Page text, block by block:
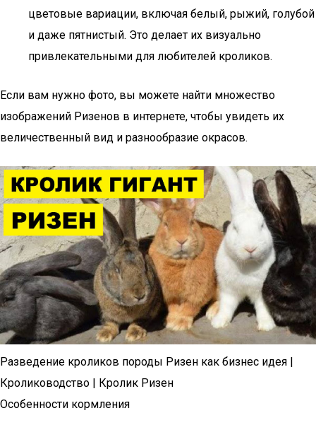
цветовые вариации, включая белый, рыжий, голубой
и даже пятнистый. Это делает их визуально
привлекательными для любителей кроликов.
Если вам нужно фото, вы можете найти множество
изображений Ризенов в интернете, чтобы увидеть их
величественный вид и разнообразие окрасов.
Разведение кроликов породы Ризен как бизнес идея |
Кролиководство | Кролик Ризен
Особенности кормления